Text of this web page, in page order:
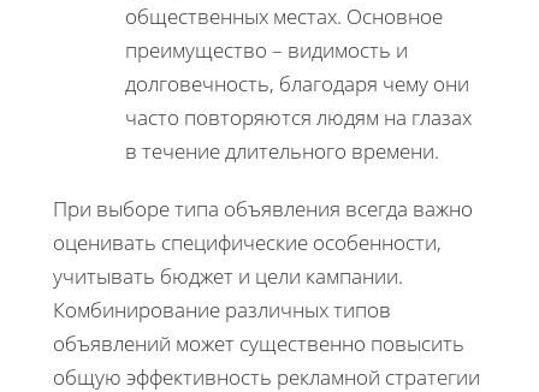
общественных местах. Основное
преимущество – видимость и
долговечность, благодаря чему они
часто повторяются людям на глазах
в течение длительного времени.
При выборе типа объявления всегда важно
оценивать специфические особенности,
учитывать бюджет и цели кампании.
Комбинирование различных типов
объявлений может существенно повысить
общую эффективность рекламной стратегии